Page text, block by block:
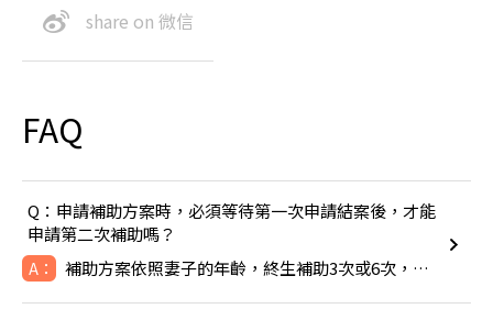
share on 微信
FAQ
Q：申請補助方案時，必須等待第一次申請結案後，才能
申請第二次補助嗎？
A： 補助方案依照妻子的年齡，終生補助3次或6次，除非成功生下寶寶